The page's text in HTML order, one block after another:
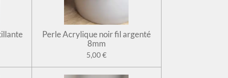
Perle Acrylique noir fil argenté
8mm
5,00 €